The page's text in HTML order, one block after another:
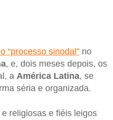
“processo sinodal” no
, e, dois meses depois, os
a América Latina, se
séria e organizada.
religiosas e fiéis leigos